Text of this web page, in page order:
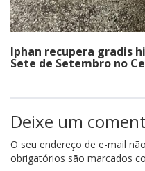
Iphan recupera gradis
Sete de Setembro no
Deixe um
O seu endereço de e-mail
obrigatórios são marcados